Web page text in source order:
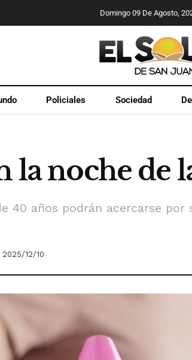
Domingo 09 De Agosto,
Policiales Sociedad
la noche de
40 años podrán acercarse
2025/12/10